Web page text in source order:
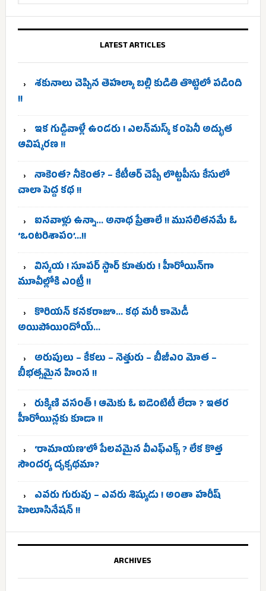
LATEST ARTICLES
శకునాలు చెప్పిన తెహల్కా బల్లి కుడితి తొట్టెలో పడింది
!!
ఇక గుడ్డివాళ్లే ఉండరు ! ఎలన్‌మస్క్ కంపెనీ అద్భుత
ఆవిష్కరణ !!
నాకెంత? నీకెంత? – కేటీఆర్ చెప్పే లొట్టపీసు కేసులో
చాలా పెద్ద కథ !!
ఐనవాళ్లు ఉన్నా… అనాథ ప్రేతాలే !! ముసలితనమే ఓ
‘ఒంటరిశాపం’…!!
విస్మయ ! సూపర్ స్టార్ కూతురు ! హీరోయిన్‌గా
మూవీల్లోకి ఎంట్రీ !!
కొరియన్ కనకరాజూ… కథ మరీ కామెడీ
అయిపోయిందోయ్…
అరుపులు – కేకలు – నెత్తురు – బీజీఎం మోత –
బీభత్సమైన హింస !!
రుక్మిణి వసంత్ ! ఆమెకు ఓ ఐడెంటిటీ లేదా ? ఇతర
హీరోయిన్లకు కూడా !!
‘రామాయణ’లో పేలవమైన వీఎఫ్‌ఎక్స్ ? లేక కొత్త
సౌందర్య దృక్పథమా?
ఎవరు గురువు – ఎవరు శిష్యుడు ! అంతా హరీష్
హెలూసినేషన్ !!
ARCHIVES